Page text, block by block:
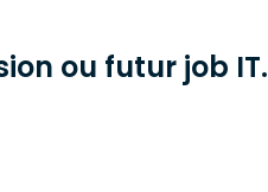
ou futur job IT.